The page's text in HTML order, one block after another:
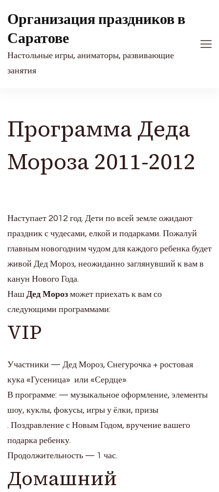
Организация праздников в
Саратове
Настольные игры, аниматоры, развивающие
занятия
Программа Деда
Мороза 2011-2012
Наступает 2012 год. Дети по всей земле ожидают
праздник с чудесами, елкой и подарками. Пожалуй
главным новогодним чудом для каждого ребенка будет
живой Дед Мороз, неожиданно заглянувший к вам в
канун Нового Года.
Наш Дед Мороз может приехать к вам со
следующими программами:
VIP
Участники — Дед Мороз, Снегурочка + ростовая
кука «Гусеница» или «Сердце»
В программе: — музыкальное оформление, элементы
шоу, куклы, фокусы, игры у ёлки, призы
. Поздравление с Новым Годом, вручение вашего
подарка ребенку.
Продолжительность — 1 час.
Домашний